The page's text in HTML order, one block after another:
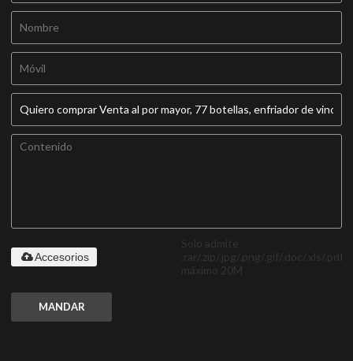
Solo admite
.rar/.zip/.jpg/.png/.gif/.doc/.xls/.pdf,
máximo 20M
Accesorios
MANDAR